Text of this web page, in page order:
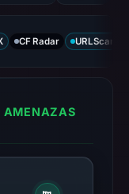
CF Radar URLScan
AMENAZAS